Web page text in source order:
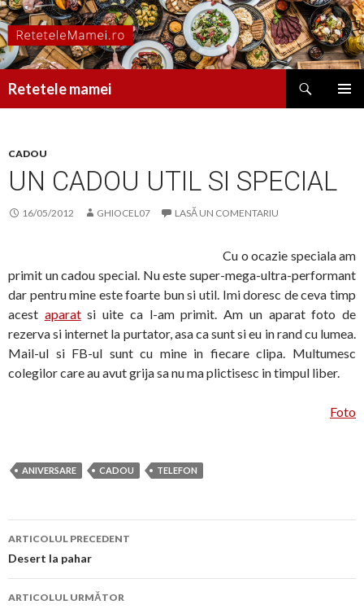
Retetele mamei
CADOU
UN CADOU UTIL SI SPECIAL
16/05/2012 GHIOCEL07 LASĂ UN COMENTARIU
Cu o ocazie speciala am
primit un cadou special. Nu este super-mega-ultra-performant
dar pentru mine este foarte bun si util. Imi doresc de ceva timp
acest aparatsi uite ca l-am primit. Am un aparat foto de
rezerva si internet la purtator, asa ca sunt si eu in rand cu lumea.
Mail-ul si FB-ul sunt cu mine in fiecare clipa. Multumesc
colegilor care au avut grija sa nu ma plictisesc in timpul liber.
Foto
ANIVERSARE CADOU TELEFON
Navigare
în
articol
ARTICOLUL PRECEDENT
Desert la pahar
ARTICOLUL URMĂTOR